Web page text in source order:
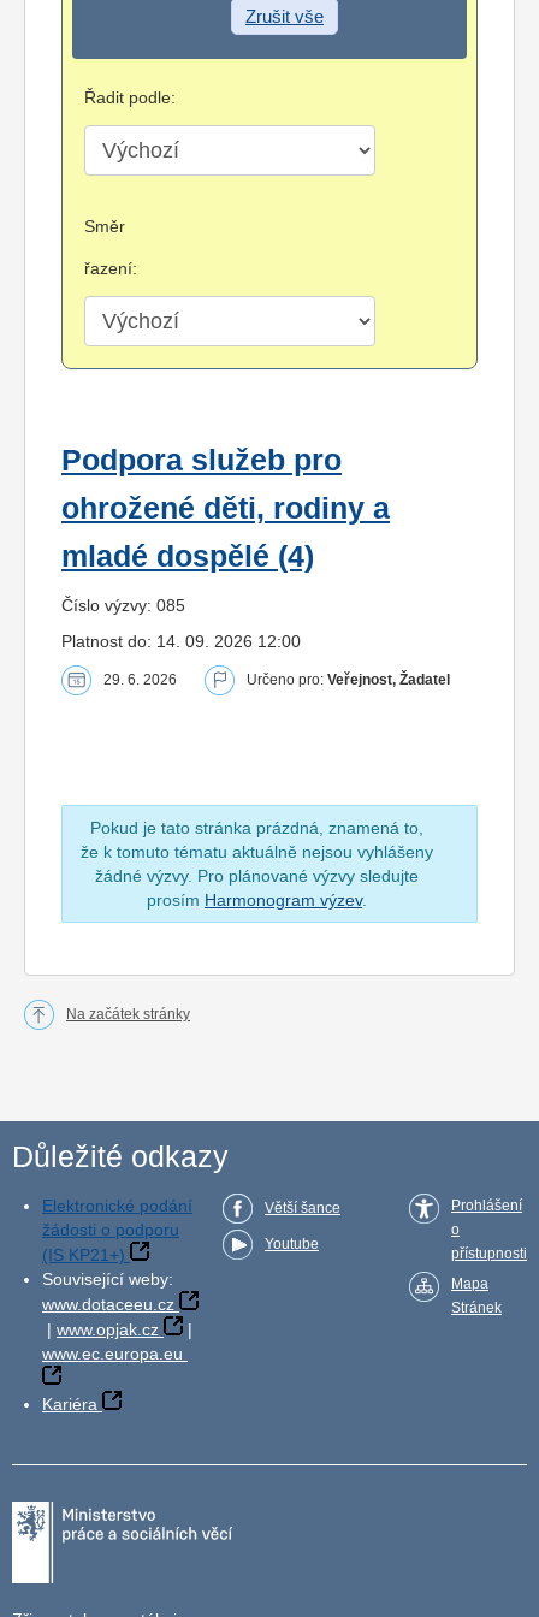
Zrušit vše
Řadit podle:
Směr
řazení:
Podpora služeb pro
ohrožené děti, rodiny a
mladé dospělé (4)
Číslo výzvy: 085
Platnost do: 14. 09. 2026 12:00
29. 6. 2026 Určeno pro: Veřejnost, Žadatel
Pokud je tato stránka prázdná, znamená to,
že k tomuto tématu aktuálně nejsou vyhlášeny
žádné výzvy. Pro plánované výzvy sledujte
prosím Harmonogram výzev.
Na začátek stránky
Důležité odkazy
Elektronické podání
žádosti o podporu
(IS KP21+)
Související weby:
www.dotaceeu.cz
| www.opjak.cz
|
www.ec.europa.eu
Kariéra
Větší šance
Youtube
Prohlášení
o
přístupnosti
Mapa
Stránek